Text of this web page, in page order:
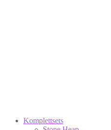
Komplettsets